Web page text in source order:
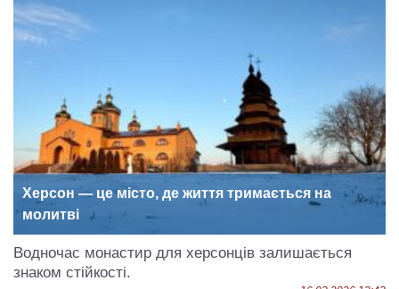
Херсон — це місто, де життя тримається на
молитві
Водночас монастир для херсонців залишається
знаком стійкості.